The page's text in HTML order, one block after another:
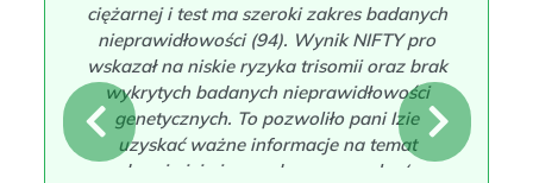
ciężarnej i test ma szeroki zakres badanych
nieprawidłowości (94). Wynik NIFTY pro
wskazał na niskie ryzyka trisomii oraz brak
wykrytych badanych nieprawidłowości
genetycznych. To pozwoliło pani Izie
uzyskać ważne informacje na temat
zdrowia jej nienarodzonego synka (w
P
N